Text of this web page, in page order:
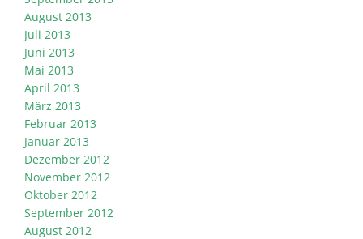
August 2013
Juli 2013
Juni 2013
Mai 2013
April 2013
März 2013
Februar 2013
Januar 2013
Dezember 2012
November 2012
Oktober 2012
September 2012
August 2012